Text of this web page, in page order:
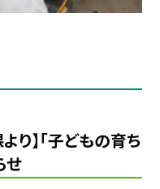
り】「子どもの育ち
せ